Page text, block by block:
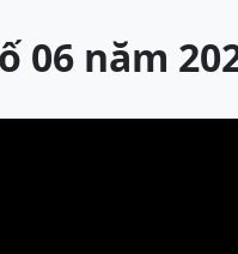
06 năm